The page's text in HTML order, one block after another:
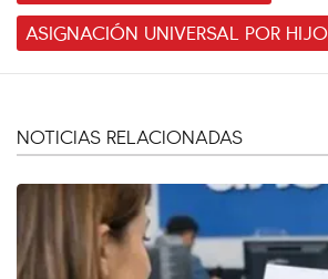
ASIGNACIÓN UNIVERSAL POR HIJO
NOTICIAS RELACIONADAS